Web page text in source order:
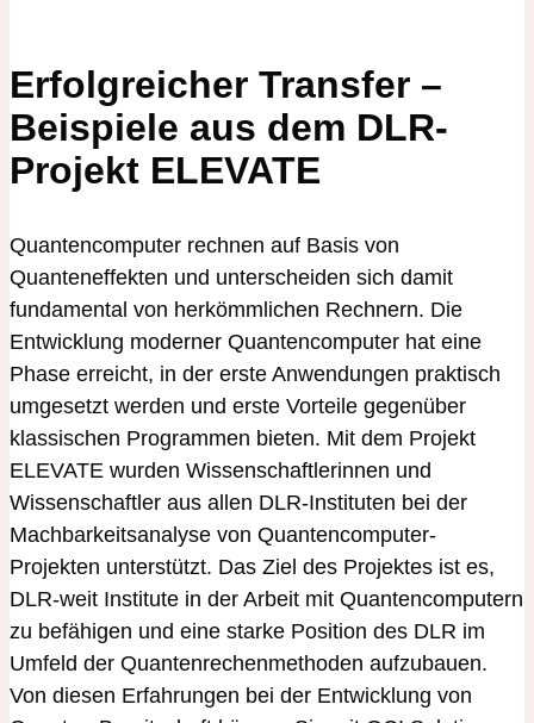
Erfolgreicher Transfer –
Beispiele aus dem DLR-
Projekt ELEVATE
Quantencomputer rechnen auf Basis von
Quanteneffekten und unterscheiden sich damit
fundamental von herkömmlichen Rechnern. Die
Entwicklung moderner Quantencomputer hat eine
Phase erreicht, in der erste Anwendungen praktisch
umgesetzt werden und erste Vorteile gegenüber
klassischen Programmen bieten. Mit dem Projekt
ELEVATE wurden Wissenschaftlerinnen und
Wissenschaftler aus allen DLR-Instituten bei der
Machbarkeitsanalyse von Quantencomputer-
Projekten unterstützt. Das Ziel des Projektes ist es,
DLR-weit Institute in der Arbeit mit Quantencomputern
zu befähigen und eine starke Position des DLR im
Umfeld der Quantenrechenmethoden aufzubauen.
Von diesen Erfahrungen bei der Entwicklung von